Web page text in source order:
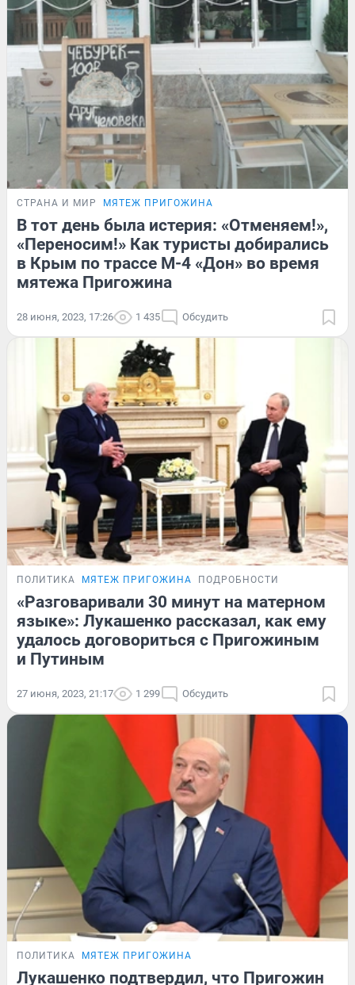
СТРАНА И МИР МЯТЕЖ ПРИГОЖИНА
В тот день была истерия: «Отменяем!»,
«Переносим!» Как туристы добирались
в Крым по трассе М-4 «Дон» во время
мятежа Пригожина
28 июня, 2023, 17:26 1 435 Обсудить
ПОЛИТИКА МЯТЕЖ ПРИГОЖИНА ПОДРОБНОСТИ
«Разговаривали 30 минут на матерном
языке»: Лукашенко рассказал, как ему
удалось договориться с Пригожиным
и Путиным
27 июня, 2023, 21:17 1 299 Обсудить
ПОЛИТИКА МЯТЕЖ ПРИГОЖИНА
Лукашенко подтвердил, что Пригожин